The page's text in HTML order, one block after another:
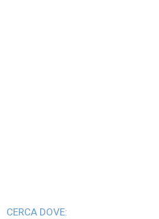
CERCA DOVE: